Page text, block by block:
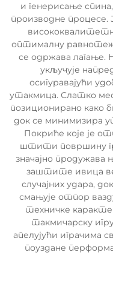
и генерисање
производне процесе.
оптималну
се одржава лагање.
укључује
осигуравајући
утакмица. Слатко
позиционирано како
док се минимизира
Покриће које је
штити површину
значајно продужава
заштите ивица
случајних удара,
смањује отпор
техничке
такмичарску
апелујући играчима
поуздане